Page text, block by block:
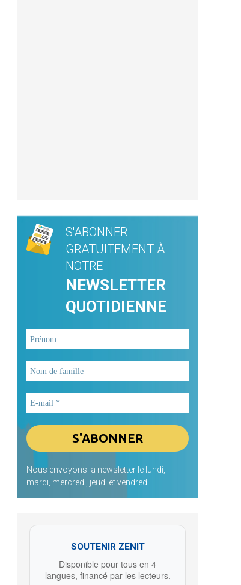
S'ABONNER
GRATUITEMENT À
NOTRE
NEWSLETTER
QUOTIDIENNE
Nous envoyons la newsletter le lundi,
mardi, mercredi, jeudi et vendredi
SOUTENIR ZENIT
Disponible pour tous en 4
langues, financé par les lecteurs.